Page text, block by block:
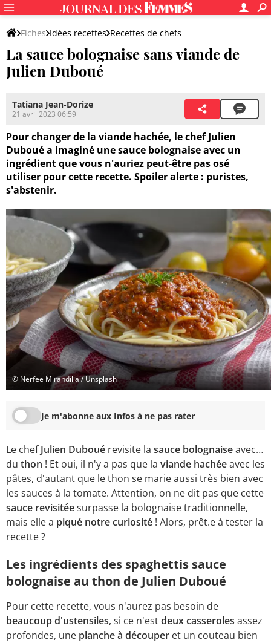
Fiches Idées recettes Recettes de chefs
Autres recettes de chef
La sauce bolognaise sans viande de
Julien Duboué
Tatiana Jean-Dorize
21 avril 2023 06:59
Pour changer de la viande hachée, le chef Julien
Duboué a imaginé une sauce bolognaise avec un
ingrédient que vous n'auriez peut-être pas osé
utiliser pour cette recette. Spoiler alerte : puristes,
s'abstenir.
© Nerfee Mirandilla / Unsplash
Je m'abonne aux Infos à ne pas rater
Le chefJulien Duboué revisite la sauce bolognaiseavec…
du thon ! Et oui, il n'y a pas que la viande hachéeavec les
pâtes, d'autant que le thon se marie aussi très bien avec
les sauces à la tomate. Attention, on ne dit pas que cette
sauce revisitéesurpasse la bolognaise traditionnelle,
mais elle a piqué notre curiosité ! Alors, prêt.e à tester la
recette ?
Les ingrédients des spaghettis sauce
bolognaise au thon de Julien Duboué
Pour cette recette, vous n'aurez pas besoin de
beaucoup d'ustensiles, si ce n'estdeux casseroles assez
profondes, une planche à découper et un couteau bien